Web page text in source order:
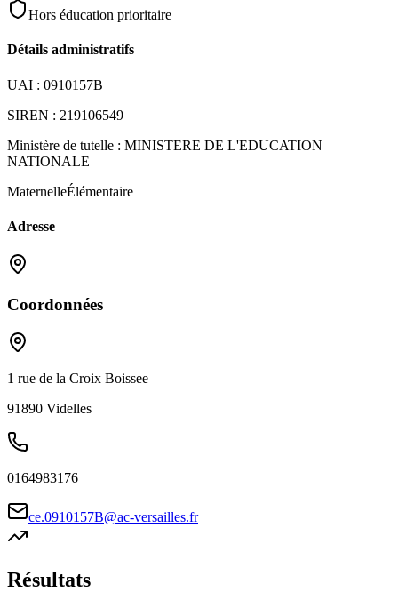
Hors éducation prioritaire
Détails administratifs
UAI : 0910157B
SIREN : 219106549
Ministère de tutelle : MINISTERE DE L'EDUCATION
NATIONALE
MaternelleÉlémentaire
Adresse
Coordonnées
1 rue de la Croix Boissee
91890 Videlles
0164983176
ce.0910157B@ac-versailles.fr
Résultats